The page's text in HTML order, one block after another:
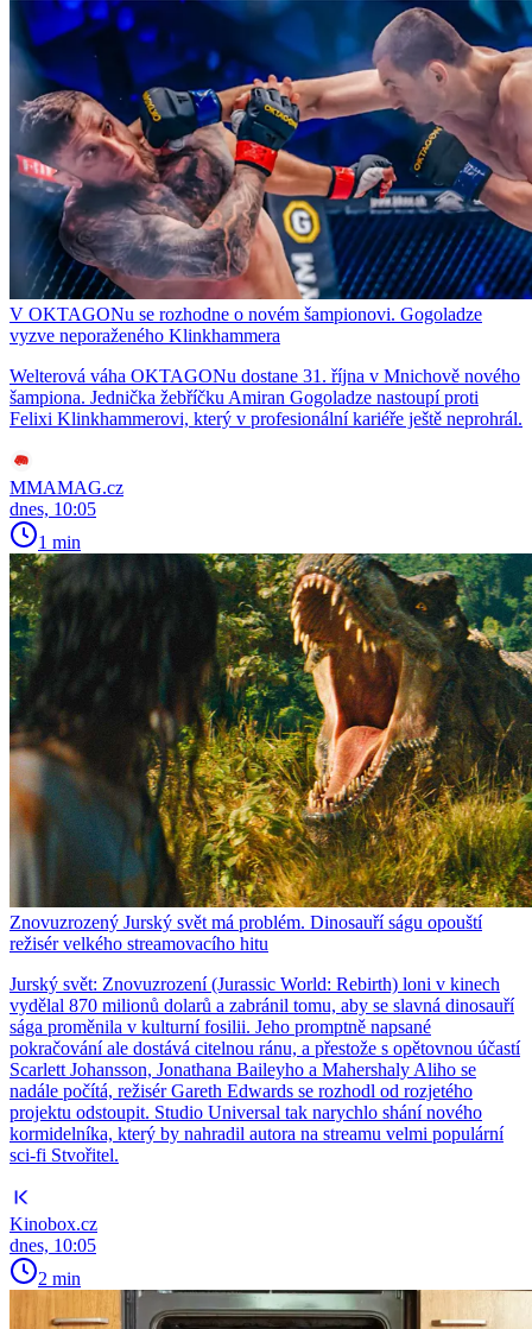
V OKTAGONu se rozhodne o novém šampionovi. Gogoladze
vyzve neporaženého Klinkhammera
Welterová váha OKTAGONu dostane 31. října v Mnichově nového
šampiona. Jednička žebříčku Amiran Gogoladze nastoupí proti
Felixi Klinkhammerovi, který v profesionální kariéře ještě neprohrál.
MMAMAG.cz
dnes, 10:05
1 min
Znovuzrozený Jurský svět má problém. Dinosauří ságu opouští
režisér velkého streamovacího hitu
Jurský svět: Znovuzrození (Jurassic World: Rebirth) loni v kinech
vydělal 870 milionů dolarů a zabránil tomu, aby se slavná dinosauří
sága proměnila v kulturní fosilii. Jeho promptně napsané
pokračování ale dostává citelnou ránu, a přestože s opětovnou účastí
Scarlett Johansson, Jonathana Baileyho a Mahershaly Aliho se
nadále počítá, režisér Gareth Edwards se rozhodl od rozjetého
projektu odstoupit. Studio Universal tak narychlo shání nového
kormidelníka, který by nahradil autora na streamu velmi populární
sci-fi Stvořitel.
Kinobox.cz
dnes, 10:05
2 min